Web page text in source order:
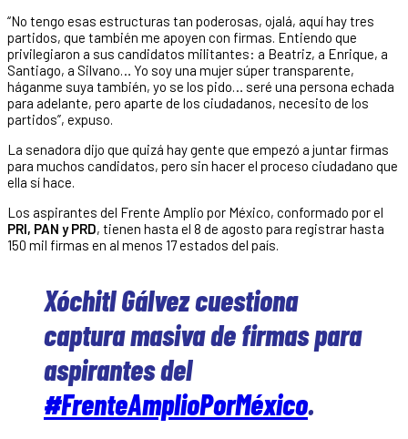
“No tengo esas estructuras tan poderosas, ojalá, aquí hay tres
partidos, que también me apoyen con firmas. Entiendo que
privilegiaron a sus candidatos militantes: a Beatriz, a Enrique, a
Santiago, a Silvano… Yo soy una mujer súper transparente,
háganme suya también, yo se los pido… seré una persona echada
para adelante, pero aparte de los ciudadanos, necesito de los
partidos”, expuso.
La senadora dijo que quizá hay gente que empezó a juntar firmas
para muchos candidatos, pero sin hacer el proceso ciudadano que
ella sí hace.
Los aspirantes del Frente Amplio por México, conformado por el
PRI, PAN y PRD, tienen hasta el 8 de agosto para registrar hasta
150 mil firmas en al menos 17 estados del país.
Xóchitl Gálvez cuestiona
captura masiva de firmas para
aspirantes del
#FrenteAmplioPorMéxico.